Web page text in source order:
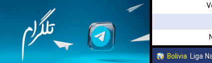
Bolivia Liga